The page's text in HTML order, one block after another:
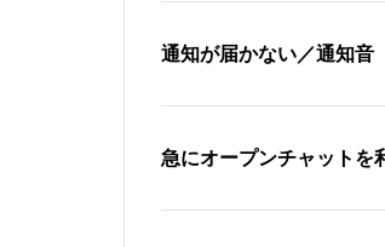
通知が届かない／通知音
急にオープンチャットを